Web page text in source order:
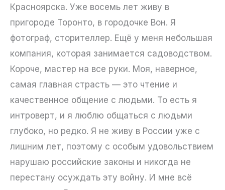
Красноярска. Уже восемь лет живу в
пригороде Торонто, в городочке Вон. Я
фотограф, сторителлер. Ещё у меня небольшая
компания, которая занимается садоводством.
Короче, мастер на все руки. Моя, наверное,
самая главная страсть — это чтение и
качественное общение с людьми. То есть я
интроверт, и я люблю общаться с людьми
глубоко, но редко. Я не живу в России уже с
лишним лет, поэтому с особым удовольствием
нарушаю российские законы и никогда не
перестану осуждать эту войну. И мне всё